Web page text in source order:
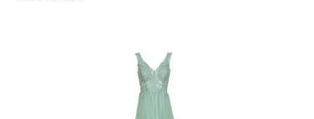
Bildergalerie überspringen